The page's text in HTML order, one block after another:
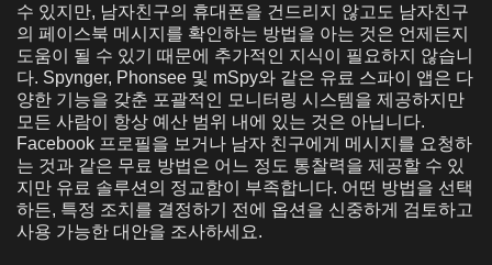
수 있지만, 남자친구의 휴대폰을 건드리지 않고도 남자친구
의 페이스북 메시지를 확인하는 방법을 아는 것은 언제든지
도움이 될 수 있기 때문에 추가적인 지식이 필요하지 않습니
다. Spynger, Phonsee 및 mSpy와 같은 유료 스파이 앱은 다
양한 기능을 갖춘 포괄적인 모니터링 시스템을 제공하지만
모든 사람이 항상 예산 범위 내에 있는 것은 아닙니다.
Facebook 프로필을 보거나 남자 친구에게 메시지를 요청하
는 것과 같은 무료 방법은 어느 정도 통찰력을 제공할 수 있
지만 유료 솔루션의 정교함이 부족합니다. 어떤 방법을 선택
하든, 특정 조치를 결정하기 전에 옵션을 신중하게 검토하고
사용 가능한 대안을 조사하세요.